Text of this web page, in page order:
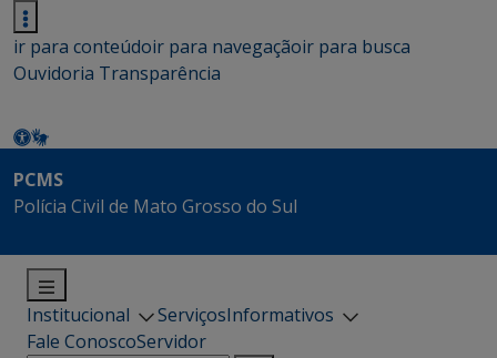
ir para conteúdoir para navegaçãoir para busca
Ouvidoria Transparência
PCMS
Polícia Civil de Mato Grosso do Sul
Institucional ServiçosInformativos
Fale ConoscoServidor